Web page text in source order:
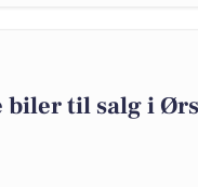
biler til salg i